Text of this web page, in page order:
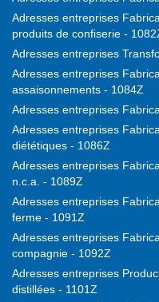
Adresses entreprises
produits de confiserie -
Adresses entreprises
Adresses entreprises
assaisonnements - 1084Z
Adresses entreprises
Adresses entreprises
diététiques - 1086Z
Adresses entreprises
n.c.a. - 1089Z
Adresses entreprises
ferme - 1091Z
Adresses entreprises
compagnie - 1092Z
Adresses entreprises
distillées - 1101Z